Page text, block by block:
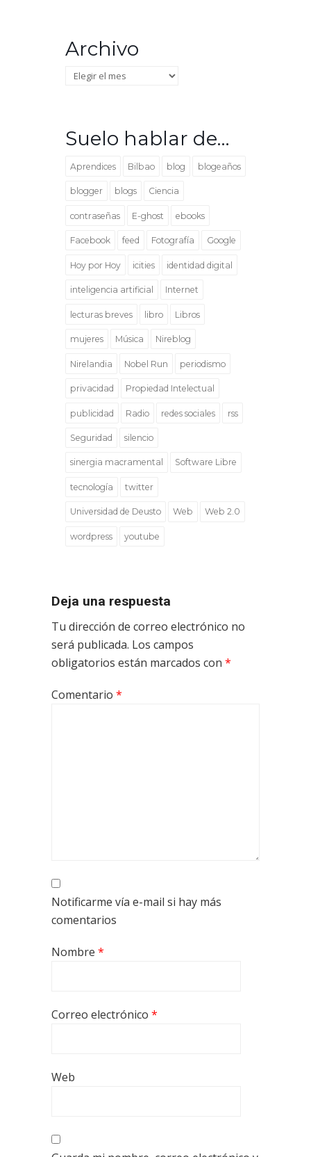
Archivo
Archivo
Suelo hablar de…
Aprendices Bilbao blog blogeaños
blogger blogs Ciencia
contraseñas E-ghost ebooks
Facebook feed Fotografía Google
Hoy por Hoy icities identidad digital
inteligencia artificial Internet
lecturas breves libro Libros
mujeres Música Nireblog
Nirelandia Nobel Run periodismo
privacidad Propiedad Intelectual
publicidad Radio redes sociales rss
Seguridad silencio
sinergia macramental Software Libre
tecnología twitter
Universidad de Deusto Web Web 2.0
wordpress youtube
Deja una respuesta
Tu dirección de correo electrónico no
será publicada. Los campos
obligatorios están marcados con *
Comentario *
Notificarme vía e-mail si hay más
comentarios
Nombre *
Correo electrónico *
Web